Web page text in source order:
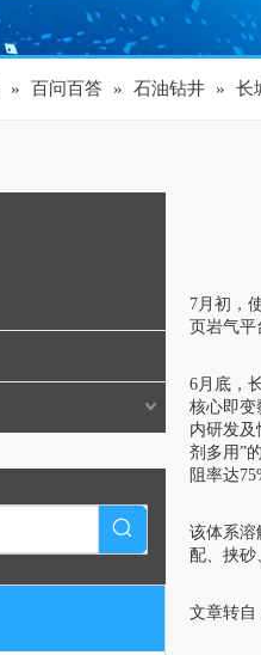
» 百问百答 » 石油钻井 » 长
7月初，
页岩气平
6月底，
核心即变
内研发
剂多用”
阻率达
该体系溶
配、挟砂
文章转自